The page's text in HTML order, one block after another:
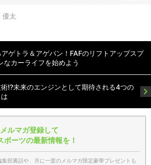
優太
ゲトラ＆アゲバン！FAFのリフトアップスプ
なカーライフを始めよう
!?未来のエンジンとして期待される4つの
ルマガ登録して
ポーツの最新情報を！
部裏話や、月に一度のメルマガ限定豪華プレゼントも